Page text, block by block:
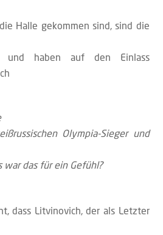
Halle gekommen sind, sind die
und haben auf den Einlass
Olympia-Sieger und
war das für ein Gefühl?
dass Litvinovich, der als Letzter